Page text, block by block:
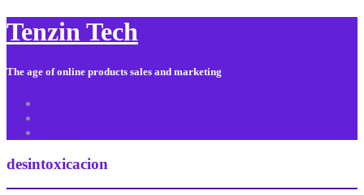
Tenzin Tech
The age of online products sales and marketing
desintoxicacion